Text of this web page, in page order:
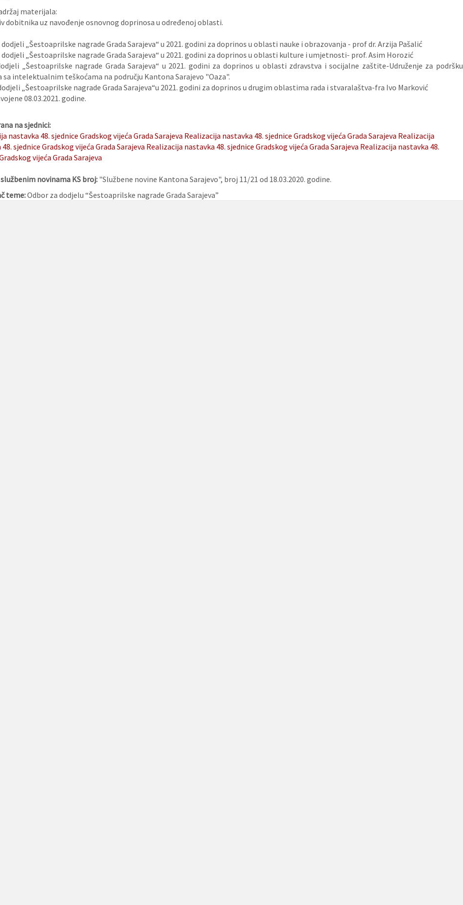
materijala:
dobitnika uz navođenje osnovnog doprinosa u određenoj oblasti.
„Šestoaprilske nagrade Grada Sarajeva“ u 2021. godini za doprinos u oblasti nauke i obrazovanja - prof dr. Arzija Pašalić
dodjeli „Šestoaprilske nagrade Grada Sarajeva“ u 2021. godini za doprinos u oblasti kulture i umjetnosti- prof. Asim Horozić
„Šestoaprilske nagrade Grada Sarajeva“ u 2021. godini za doprinos u oblasti zdravstva i socijalne zaštite-Udruženje za podršku
sa intelektualnim teškoćama na području Kantona Sarajevo "Oaza".
„Šestoaprilske nagrade Grada Sarajeva“u 2021. godini za doprinos u drugim oblastima rada i stvaralaštva-fra Ivo Marković
08.03.2021. godine.
na sjednici:
nastavka 48. sjednice Gradskog vijeća Grada Sarajeva Realizacija nastavka 48. sjednice Gradskog vijeća Grada Sarajeva Realizacija
sjednice Gradskog vijeća Grada Sarajeva Realizacija nastavka 48. sjednice Gradskog vijeća Grada Sarajeva Realizacija nastavka 48.
vijeća Grada Sarajeva
novinama KS broj:"Službene novine Kantona Sarajevo", broj 11/21 od 18.03.2020. godine.
teme:Odbor za dodjelu “Šestoaprilske nagrade Grada Sarajeva”